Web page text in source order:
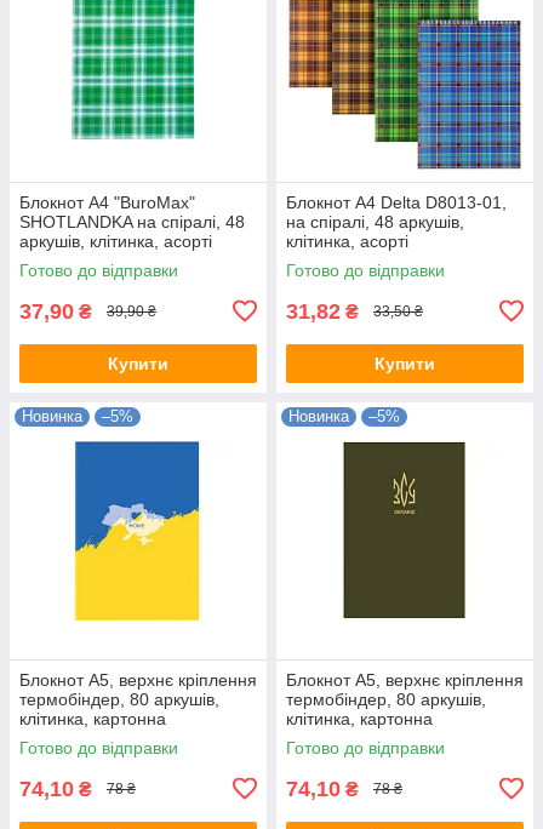
Блокнот А4 "BuroMax"
SHOTLANDKA на спіралі, 48
аркушів, клітинка, асорті
BM.2460-02
Готово до відправки
37,90 ₴ 39,90 ₴
Купити
Блокнот А4 Delta D8013-01,
на спіралі, 48 аркушів,
клітинка, асорті
Готово до відправки
31,82 ₴ 33,50 ₴
Купити
Новинка –5%
Блокнот А5, верхнє кріплення
термобіндер, 80 аркушів,
клітинка, картонна
обкладинка, серія UA
Готово до відправки
74,10 ₴ 78 ₴
Новинка –5%
Блокнот А5, верхнє кріплення
термобіндер, 80 аркушів,
клітинка, картонна
обкладинка, серія UA
Готово до відправки
74,10 ₴ 78 ₴